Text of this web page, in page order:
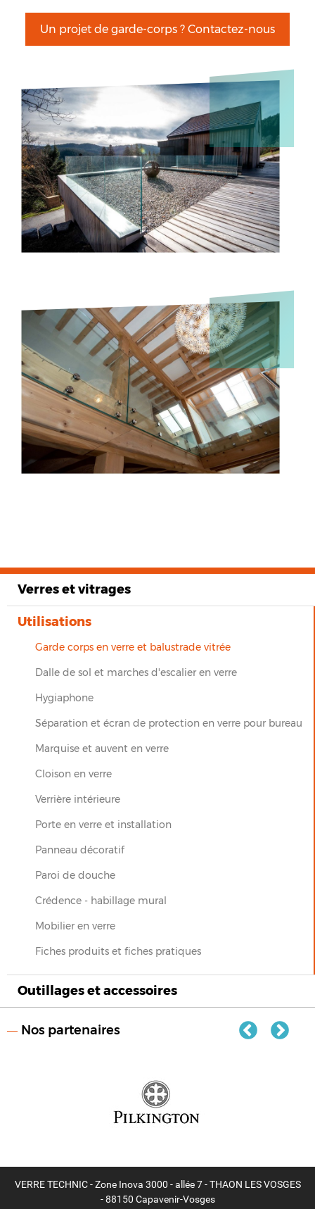
Un projet de garde-corps ? Contactez-nous
Verres et vitrages
Utilisations
Garde corps en verre et balustrade vitrée
Dalle de sol et marches d'escalier en verre
Hygiaphone
Séparation et écran de protection en verre pour bureau
Marquise et auvent en verre
Cloison en verre
Verrière intérieure
Porte en verre et installation
Panneau décoratif
Paroi de douche
Crédence - habillage mural
Mobilier en verre
Fiches produits et fiches pratiques
Outillages et accessoires
Nos partenaires
VERRE TECHNIC - Zone Inova 3000 - allée 7 - THAON LES VOSGES
- 88150 Capavenir-Vosges